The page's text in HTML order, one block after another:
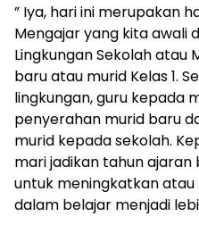
” Iya, hari ini merupakan
Mengajar yang kita awali
Lingkungan Sekolah atau
baru atau murid Kelas 1.
lingkungan, guru kepada
penyerahan murid baru
murid kepada sekolah.
mari jadikan tahun
untuk meningkatkan
dalam belajar menjadi